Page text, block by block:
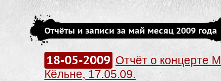
Отчёты и записи за май месяц 2009 года
18-05-2009 Отчёт о концерте
Кёльне, 17.05.09.